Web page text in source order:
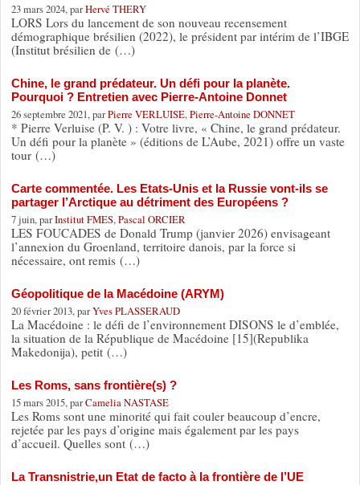
23 mars 2024, parHervé THERY
LORS Lors du lancement de son nouveau recensement
démographique brésilien (2022), le président par intérim de l’IBGE
(Institut brésilien de (…)
Chine, le grand prédateur. Un défi pour la planète.
Pourquoi ? Entretien avec Pierre-Antoine Donnet
26 septembre 2021, parPierre VERLUISE, Pierre-Antoine DONNET
* Pierre Verluise (P. V. ) : Votre livre, « Chine, le grand prédateur.
Un défi pour la planète » (éditions de L’Aube, 2021) offre un vaste
tour (…)
Carte commentée. Les Etats-Unis et la Russie vont-ils se
partager l’Arctique au détriment des Européens ?
7 juin, parInstitut FMES, Pascal ORCIER
LES FOUCADES de Donald Trump (janvier 2026) envisageant
l’annexion du Groenland, territoire danois, par la force si
nécessaire, ont remis (…)
Géopolitique de la Macédoine (ARYM)
20 février 2013, parYves PLASSERAUD
La Macédoine : le défi de l’environnement DISONS le d’emblée,
la situation de la République de Macédoine [15](Republika
Makedonija), petit (…)
Les Roms, sans frontière(s) ?
15 mars 2015, parCamelia NASTASE
Les Roms sont une minorité qui fait couler beaucoup d’encre,
rejetée par les pays d’origine mais également par les pays
d’accueil. Quelles sont (…)
La Transnistrie,un Etat de facto à la frontière de l’UE